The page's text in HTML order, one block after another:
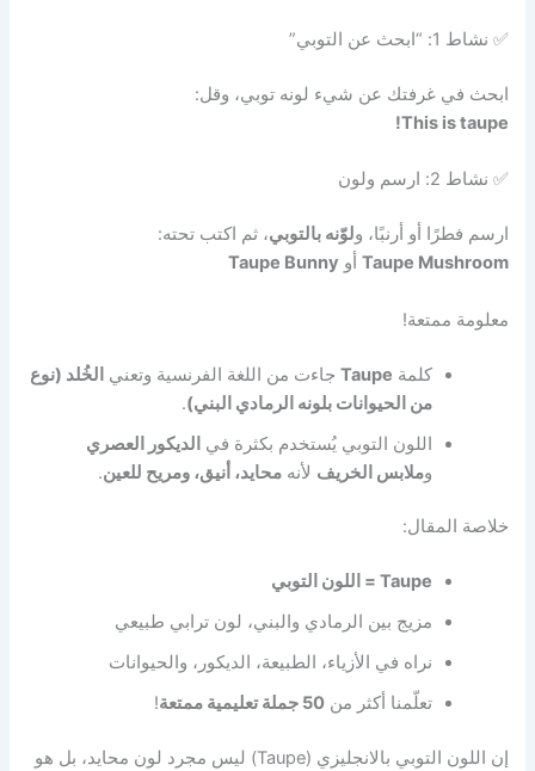
✅ نشاط 1: “ابحث عن التوبي”
ابحث في غرفتك عن شيء لونه توبي، وقل:
This is taupe!
✅ نشاط 2: ارسم ولون
ارسم فطرًا أو أرنبًا، ولوّنه بالتوبي، ثم اكتب تحته:
Taupe Mushroom أو Taupe Bunny
معلومة ممتعة!
كلمة Taupe جاءت من اللغة الفرنسية وتعني الخُلد (نوع
من الحيوانات بلونه الرمادي البني).
اللون التوبي يُستخدم بكثرة في الديكور العصري
وملابس الخريف لأنهمحايد، أنيق، ومريح للعين.
خلاصة المقال:
Taupe = اللون التوبي
مزيج بين الرمادي والبني، لون ترابي طبيعي
نراه في الأزياء، الطبيعة، الديكور، والحيوانات
تعلّمنا أكثر من50 جملة تعليمية ممتعة !
إن اللون التوبي بالانجليزي (Taupe) ليس مجرد لون محايد، بل هو